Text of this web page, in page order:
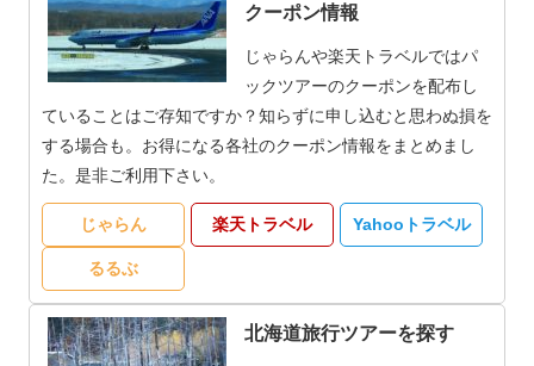
クーポン情報
じゃらんや楽天トラベルではパ
ックツアーのクーポンを配布し
ていることはご存知ですか？知らずに申し込むと思わぬ損を
する場合も。お得になる各社のクーポン情報をまとめまし
た。是非ご利用下さい。
じゃらん 楽天トラベル Yahooトラベル
るるぶ
北海道旅行ツアーを探す